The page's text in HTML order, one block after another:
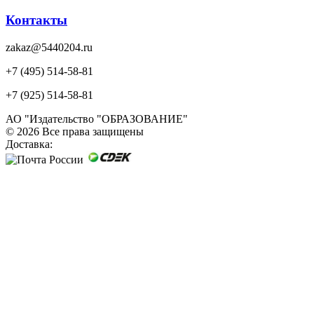
Контакты
zakaz@5440204.ru
+7 (495) 514-58-81
+7 (925) 514-58-81
АО "Издательство "ОБРАЗОВАНИЕ"
© 2026 Все права защищены
Доставка: